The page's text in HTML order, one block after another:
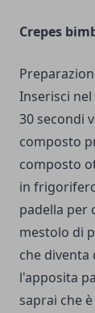
Crepes
Inserisci
30 secondi
composto
composto
in
padella per
mestolo di
che
l'apposita
saprai che